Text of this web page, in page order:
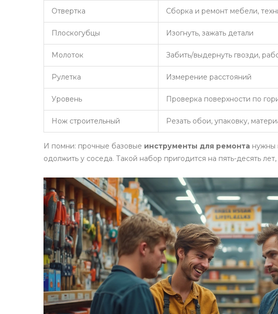
Отвертка Сборка и ремонт мебели,
Плоскогубцы Изогнуть, зажать детали
Молоток Забить/выдернуть гвозди,
Рулетка Измерение расстояний
Уровень Проверка поверхности по
Нож строительный Резать обои, упаковку,
И помни: прочные базовые инструменты для ремонта нужны
одолжить у соседа. Такой набор пригодится на пять-десять